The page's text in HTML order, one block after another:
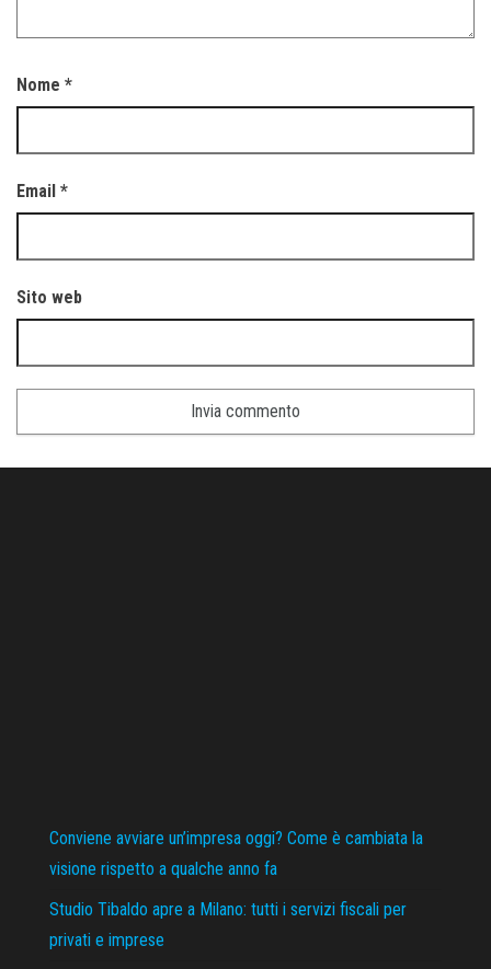
Nome *
Email *
Sito web
Conviene avviare un’impresa oggi? Come è cambiata la
visione rispetto a qualche anno fa
Studio Tibaldo apre a Milano: tutti i servizi fiscali per
privati e imprese